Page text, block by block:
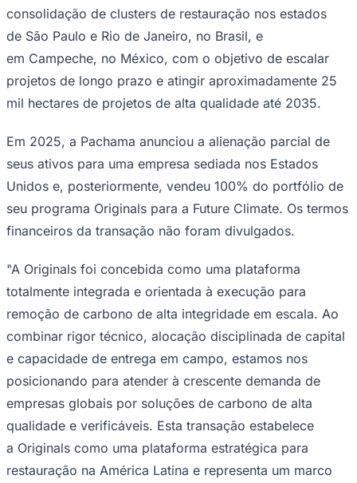
consolidação de clusters de restauração nos estados
de São Paulo e Rio de Janeiro, no Brasil, e
em Campeche, no México, com o objetivo de escalar
projetos de longo prazo e atingir aproximadamente 25
mil hectares de projetos de alta qualidade até 2035.
Em 2025, a Pachama anunciou a alienação parcial de
seus ativos para uma empresa sediada nos Estados
Unidos e, posteriormente, vendeu 100% do portfólio de
seu programa Originals para a Future Climate. Os termos
financeiros da transação não foram divulgados.
"A Originals foi concebida como uma plataforma
totalmente integrada e orientada à execução para
remoção de carbono de alta integridade em escala. Ao
combinar rigor técnico, alocação disciplinada de capital
e capacidade de entrega em campo, estamos nos
posicionando para atender à crescente demanda de
empresas globais por soluções de carbono de alta
qualidade e verificáveis. Esta transação estabelece
a Originals como uma plataforma estratégica para
restauração na América Latina e representa um marco